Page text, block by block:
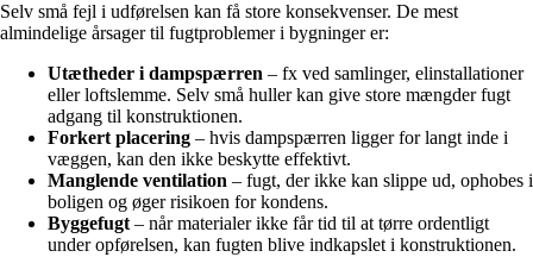
Selv små fejl i udførelsen kan få store konsekvenser. De mest
almindelige årsager til fugtproblemer i bygninger er:
Utætheder i dampspærren – fx ved samlinger, elinstallationer
eller loftslemme. Selv små huller kan give store mængder fugt
adgang til konstruktionen.
Forkert placering – hvis dampspærren ligger for langt inde i
væggen, kan den ikke beskytte effektivt.
Manglende ventilation – fugt, der ikke kan slippe ud, ophobes i
boligen og øger risikoen for kondens.
Byggefugt– når materialer ikke får tid til at tørre ordentligt
under opførelsen, kan fugten blive indkapslet i konstruktionen.